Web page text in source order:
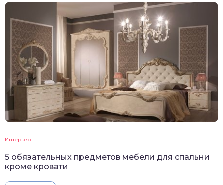
Интерьер
5 обязательных предметов мебели для спальни
кроме кровати